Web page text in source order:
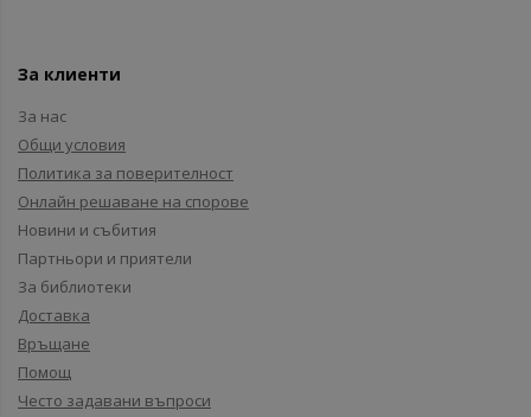
За клиенти
За нас
Общи условия
Политика за поверителност
Онлайн решаване на спорове
Новини и събития
Партньори и приятели
За библиотеки
Доставка
Връщане
Помощ
Често задавани въпроси